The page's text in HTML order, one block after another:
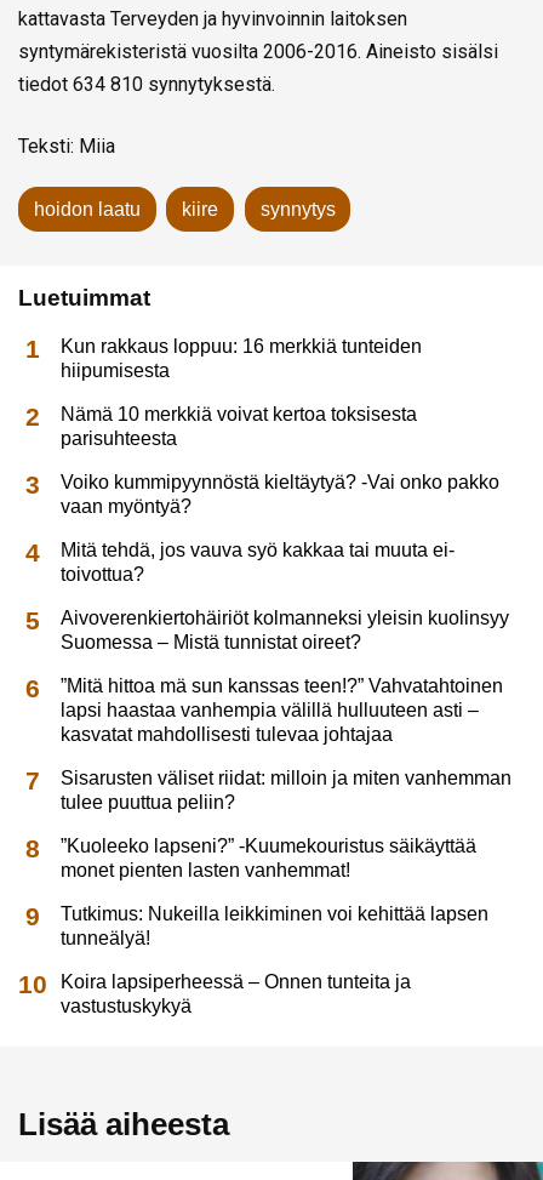
kattavasta Terveyden ja hyvinvoinnin laitoksen
syntymärekisteristä vuosilta 2006-2016. Aineisto sisälsi
tiedot 634 810 synnytyksestä.
Teksti: Miia
hoidon laatu kiire synnytys
Luetuimmat
Kun rakkaus loppuu: 16 merkkiä tunteiden
hiipumisesta
Nämä 10 merkkiä voivat kertoa toksisesta
parisuhteesta
Voiko kummipyynnöstä kieltäytyä? -Vai onko pakko
vaan myöntyä?
Mitä tehdä, jos vauva syö kakkaa tai muuta ei-
toivottua?
Aivoverenkiertohäiriöt kolmanneksi yleisin kuolinsyy
Suomessa – Mistä tunnistat oireet?
”Mitä hittoa mä sun kanssas teen!?” Vahvatahtoinen
lapsi haastaa vanhempia välillä hulluuteen asti –
kasvatat mahdollisesti tulevaa johtajaa
Sisarusten väliset riidat: milloin ja miten vanhemman
tulee puuttua peliin?
”Kuoleeko lapseni?” -Kuumekouristus säikäyttää
monet pienten lasten vanhemmat!
Tutkimus: Nukeilla leikkiminen voi kehittää lapsen
tunneälyä!
Koira lapsiperheessä – Onnen tunteita ja
vastustuskykyä
Lisää aiheesta